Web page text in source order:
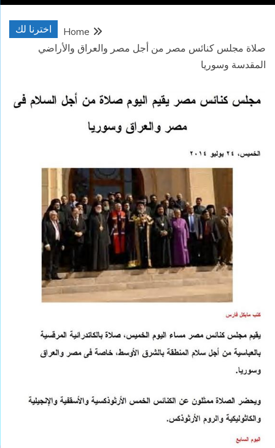
اخترنا لك
Home
صلاة مجلس كنائس مصر من أجل مصر والعراق والأراضي
المقدسة وسوريا